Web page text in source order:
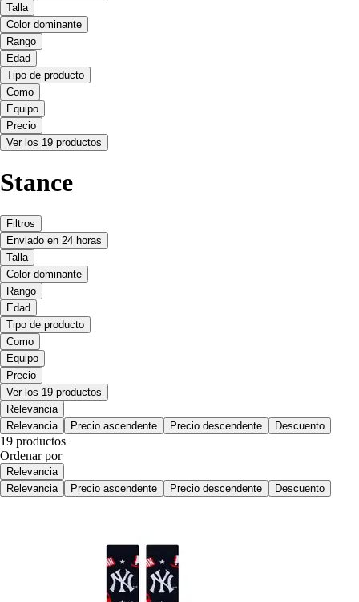
Talla
Color dominante
Rango
Edad
Tipo de producto
Como
Equipo
Precio
Ver los 19 productos
Stance
Filtros
Enviado en 24 horas
Talla
Color dominante
Rango
Edad
Tipo de producto
Como
Equipo
Precio
Ver los 19 productos
Relevancia
Relevancia
Precio ascendente Precio descendente Descuento
19 productos
Ordenar por
Relevancia
Relevancia
Precio ascendente Precio descendente Descuento